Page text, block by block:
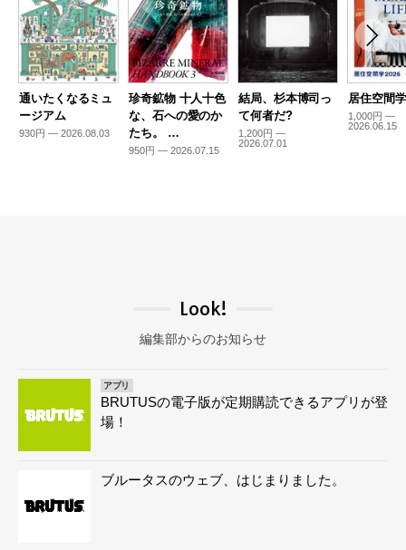
通いたくなるミュ
ージアム
930円 — 2026.08.03
珍奇鉱物 十人十色
な、石への愛のか
たち。 …
950円 — 2026.07.15
結局、杉本博司っ
て何者だ?
1,200円 —
2026.07.01
居住空間
1,000円 —
2026.06.15
Look!
編集部からのお知らせ
アプリ
BRUTUSの電子版が定期購読できるアプリが登
場！
ブルータスのウェブ、はじまりました。